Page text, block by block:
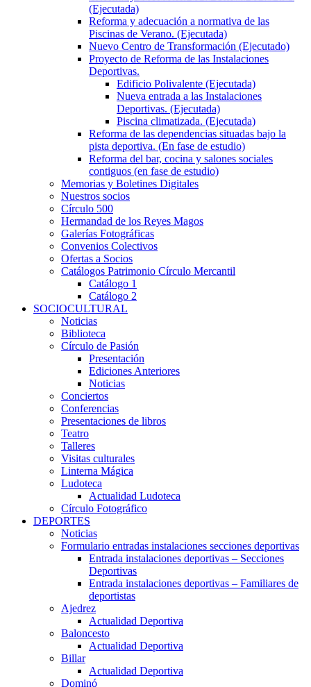
(Ejecutada)
Reforma y adecuación a normativa de las
Piscinas de Verano. (Ejecutada)
Nuevo Centro de Transformación (Ejecutado)
Proyecto de Reforma de las Instalaciones
Deportivas.
Edificio Polivalente (Ejecutada)
Nueva entrada a las Instalaciones
Deportivas. (Ejecutada)
Piscina climatizada. (Ejecutada)
Reforma de las dependencias situadas bajo la
pista deportiva. (En fase de estudio)
Reforma del bar, cocina y salones sociales
contiguos (en fase de estudio)
Memorias y Boletines Digitales
Nuestros socios
Círculo 500
Hermandad de los Reyes Magos
Galerías Fotográficas
Convenios Colectivos
Ofertas a Socios
Catálogos Patrimonio Círculo Mercantil
Catálogo 1
Catálogo 2
SOCIOCULTURAL
Noticias
Biblioteca
Círculo de Pasión
Presentación
Ediciones Anteriores
Noticias
Conciertos
Conferencias
Presentaciones de libros
Teatro
Talleres
Visitas culturales
Linterna Mágica
Ludoteca
Actualidad Ludoteca
Círculo Fotográfico
DEPORTES
Noticias
Formulario entradas instalaciones secciones deportivas
Entrada instalaciones deportivas – Secciones
Deportivas
Entrada instalaciones deportivas – Familiares de
deportistas
Ajedrez
Actualidad Deportiva
Baloncesto
Actualidad Deportiva
Billar
Actualidad Deportiva
Dominó